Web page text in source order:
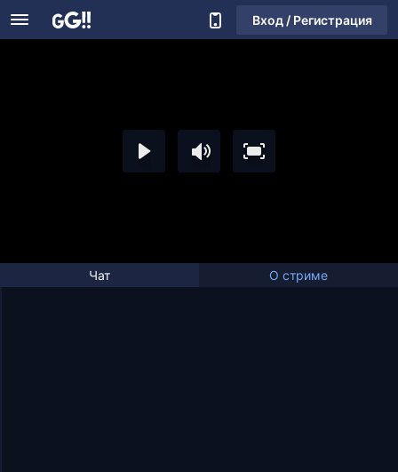
Вход / Регистрация
Чат О стриме